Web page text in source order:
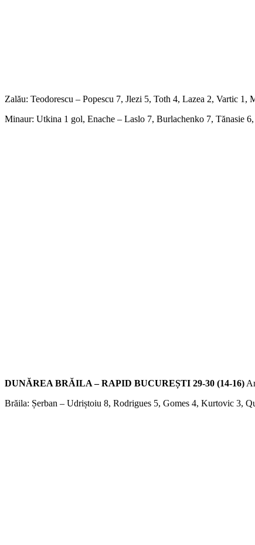
Zalău: Teodorescu – Popescu 7, Jlezi 5, Toth 4, Lazea 2, Vartic
Minaur: Utkina 1 gol, Enache – Laslo 7, Burlachenko 7, Tănasie
DUNĂREA BRĂILA – RAPID BUCUREȘTI 29-30 (14-16)
Brăila: Șerban – Udriștoiu 8, Rodrigues 5, Gomes 4, Kurtovic 3,